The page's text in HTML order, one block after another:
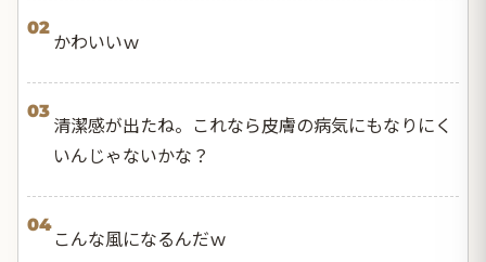
02
かわいいｗ
03
清潔感が出たね。これなら皮膚の病気にもなりにく
いんじゃないかな？
04
こんな風になるんだｗ